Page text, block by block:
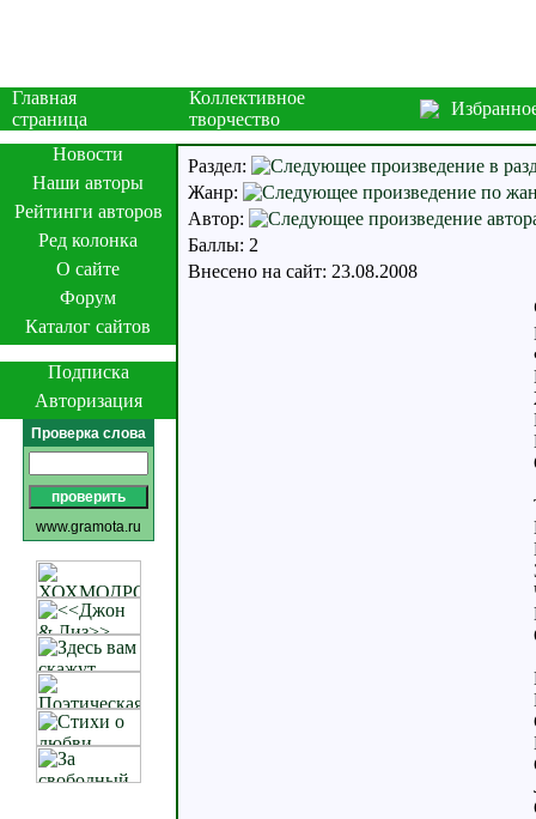
Главная
страница
Коллективное
творчество
Новости
Наши авторы
Рейтинги авторов
Ред колонка
О сайте
Форум
Каталог сайтов
Подписка
Авторизация
Проверка слова
www.gramota.ru
Раздел:
Жанр:
Автор:
Баллы: 2
Внесено на сайт: 23.08.2008